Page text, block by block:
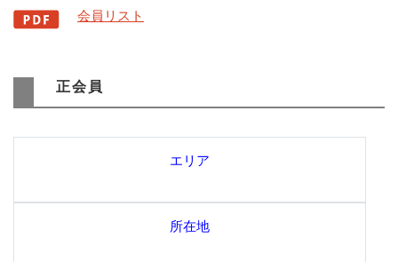
会員リスト
正会員
エリア
所在地